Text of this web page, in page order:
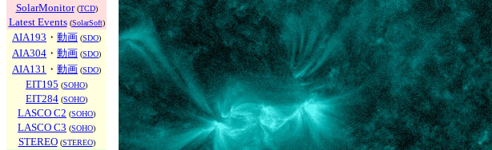
SolarMonitor(TCD)
Latest Events(SolarSoft)
AIA193 ・ 動画 (SDO)
AIA304 ・ 動画 (SDO)
AIA131 ・ 動画 (SDO)
EIT195 (SOHO)
EIT284 (SOHO)
LASCO C2 (SOHO)
LASCO C3 (SOHO)
STEREO(STEREO)